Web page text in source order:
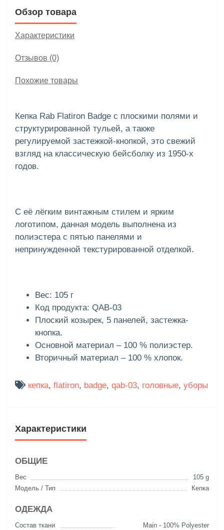
Обзор товара
Характеристики
Отзывов (0)
Похожие товары
Кепка Rab Flatiron Badge с плоскими полями и
структурированной тульей, а также
регулируемой застежкой-кнопкой, это свежий
взгляд на классическую бейсболку из 1950-х
годов.
С её лёгким винтажным стилем и ярким
логотипом, данная модель выполнена из
полиэстера с пятью панелями и
непринужденной текстурированной отделкой.
Вес: 105 г
Код продукта: QAB-03
Плоский козырек, 5 панелей, застежка-
кнопка.
Основной материал – 100 % полиэстер.
Вторичный материал – 100 % хлопок.
кепка, flatiron, badge, qab-03, головные, уборы
Характеристики
ОБЩИЕ
Вес
105 g
Модель / Тип
Кепка
ОДЕЖДА
Состав ткани
Main - 100% Polyester